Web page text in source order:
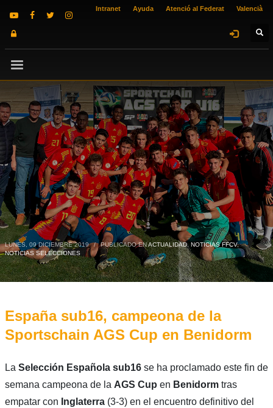
Intranet Ayuda Atenció al Federat Valencià
LUNES, 09 DICIEMBRE 2019 / PUBLICADO ENACTUALIDAD, NOTICIAS FFCV,
NOTICIAS SELECCIONES
España sub16, campeona de la
Sportschain AGS Cup en Benidorm
La Selección Española sub16 se ha proclamado este fin de
semana campeona de la AGS Cup en Benidormtras
empatar con Inglaterra(3-3) en el encuentro definitivo del